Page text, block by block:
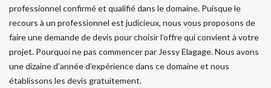
professionnel confirmé et qualifié dans le domaine. Puisque le
recours à un professionnel est judicieux, nous vous proposons de
faire une demande de devis pour choisir l’offre qui convient à votre
projet. Pourquoi ne pas commencer par Jessy Elagage. Nous avons
une dizaine d’année d’expérience dans ce domaine et nous
établissons les devis gratuitement.